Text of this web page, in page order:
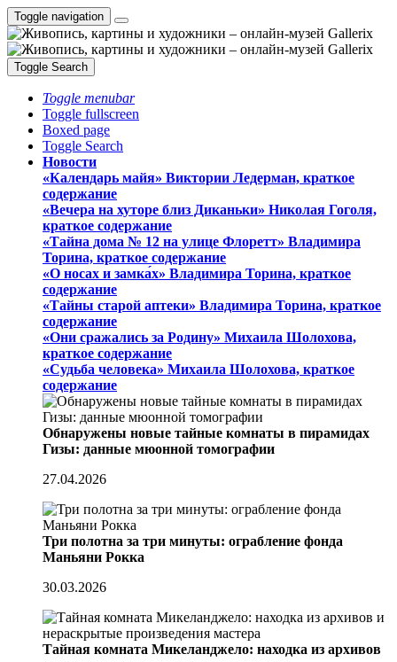
Toggle navigation
Toggle Search
Toggle menubar
Toggle fullscreen
Boxed page
Toggle Search
Новости
«Календарь майя» Виктории Ледерман, краткое
содержание
«Вечера на хуторе близ Диканьки» Николая Гоголя,
краткое содержание
«Тайна дома № 12 на улице Флоретт» Владимира
Торина, краткое содержание
«О носах и замка́х» Владимира Торина, краткое
содержание
«Тайны старой аптеки» Владимира Торина, краткое
содержание
«Они сражались за Родину» Михаила Шолохова,
краткое содержание
«Судьба человека» Михаила Шолохова, краткое
содержание
Обнаружены новые тайные комнаты в пирамидах
Гизы: данные мюонной томографии
27.04.2026
Три полотна за три минуты: ограбление фонда
Маньяни Рокка
30.03.2026
Тайная комната Микеланджело: находка из архивов